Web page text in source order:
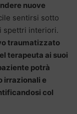
nuove
sentirsi sotto
spettri interiori.
traumatizzato
terapeuta ai suoi
potrà
irrazionali e
col